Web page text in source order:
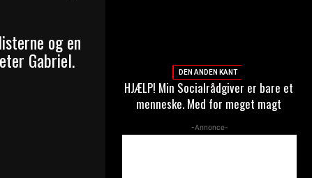
og en
Gabriel. DEN ANDEN KANT
HJÆLP! Min Socialrådgiver er bare et
menneske. Med for meget magt
-Annonce-